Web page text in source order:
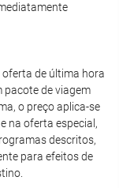
oferta de última hora
pacote de viagem
o preço aplica-se
na oferta especial,
descritos,
para efeitos de